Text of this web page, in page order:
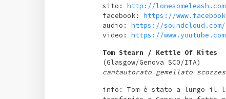
sito: http://
facebook: https://
audio: https://
video: https://www.youtube.com/
Tom Stearn / Kettle Of Kites
(Glasgow/Genova SCO/ITA)
cantautorato gemellato
info: Tom è stato a lungo il